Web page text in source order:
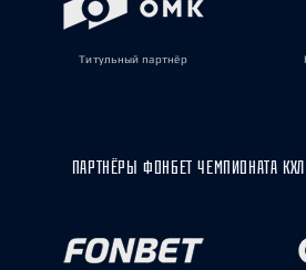
Титульный партнёр
ПАРТНЁРЫ ФОНБЕТ ЧЕМПИОНАТА